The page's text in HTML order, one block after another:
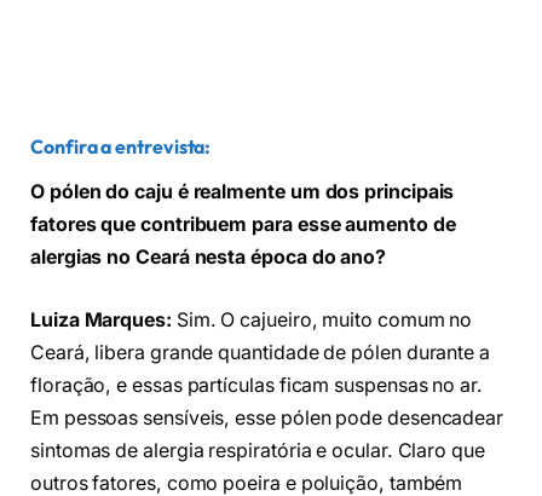
Confira a entrevista:
O pólen do caju é realmente um dos principais
fatores que contribuem para esse aumento de
alergias no Ceará nesta época do ano?
Luiza Marques: Sim. O cajueiro, muito comum no
Ceará, libera grande quantidade de pólen durante a
floração, e essas partículas ficam suspensas no ar.
Em pessoas sensíveis, esse pólen pode desencadear
sintomas de alergia respiratória e ocular. Claro que
outros fatores, como poeira e poluição, também